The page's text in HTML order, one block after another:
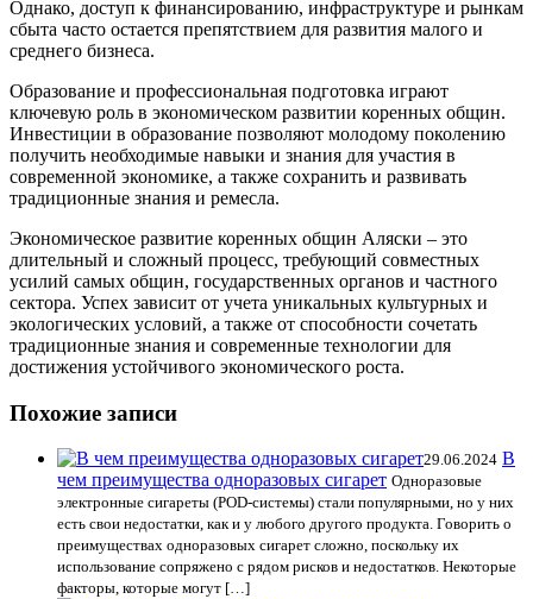
Однако, доступ к финансированию, инфраструктуре и рынкам
сбыта часто остается препятствием для развития малого и
среднего бизнеса.
Образование и профессиональная подготовка играют
ключевую роль в экономическом развитии коренных общин.
Инвестиции в образование позволяют молодому поколению
получить необходимые навыки и знания для участия в
современной экономике, а также сохранить и развивать
традиционные знания и ремесла.
Экономическое развитие коренных общин Аляски – это
длительный и сложный процесс, требующий совместных
усилий самых общин, государственных органов и частного
сектора. Успех зависит от учета уникальных культурных и
экологических условий, а также от способности сочетать
традиционные знания и современные технологии для
достижения устойчивого экономического роста.
Похожие записи
29.06.2024 В
чем преимущества одноразовых сигарет Одноразовые
электронные сигареты (POD-системы) стали популярными, но у них
есть свои недостатки, как и у любого другого продукта. Говорить о
преимуществах одноразовых сигарет сложно, поскольку их
использование сопряжено с рядом рисков и недостатков. Некоторые
факторы, которые могут […]